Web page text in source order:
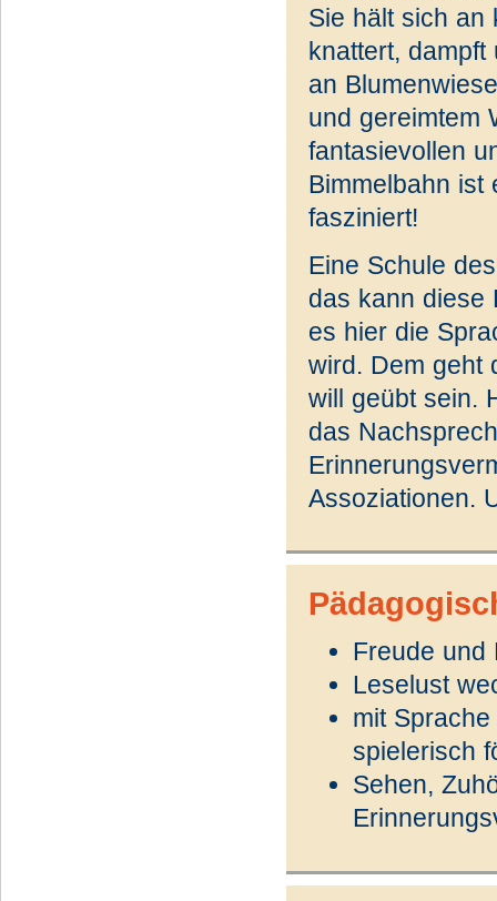
Sie hält sich an
knattert,
an
und gereimtem
fantasievollen
Bimmelbahn ist
fasziniert!
Eine Schule
das kann diese
es hier die
wird. Dem geht
will geübt sein.
das
Assoziationen.
Freude und
Leselust
mit
spielerisch
Sehen,